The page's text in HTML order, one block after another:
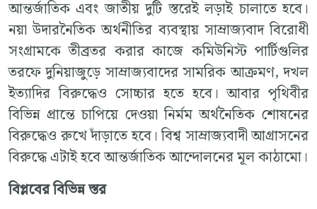
আন্তর্জাতিক এবং জাতীয় দুটি স্তরেই লড়াই চালাতে হবে।
নয়া উদারনৈতিক অর্থনীতির ব্যবস্থায় সাম্রাজ্যবাদ বিরোধী
সংগ্রামকে তীব্রতর করার কাজে কমিউনিস্ট পার্টিগুলির
তরফে দুনিয়াজুড়ে সাম্রাজ্যবাদের সামরিক আক্রমণ, দখল
ইত্যাদির বিরুদ্ধেও সোচ্চার হতে হবে। আবার পৃথিবীর
বিভিন্ন প্রান্তে চাপিয়ে দেওয়া নির্মম অর্থনৈতিক শোষনের
বিরুদ্ধেও রুখে দাঁড়াতে হবে। বিশ্ব সাম্রাজ্যবাদী আগ্রাসনের
বিরুদ্ধে এটাই হবে আন্তর্জাতিক আন্দোলনের মূল কাঠামো।
বিপ্লবের বিভিন্ন স্তর